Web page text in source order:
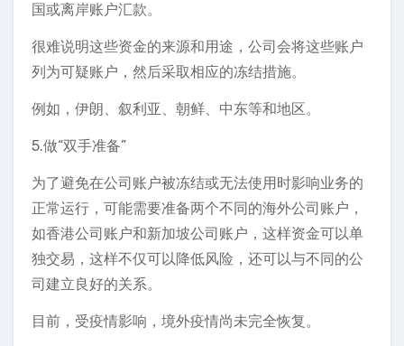
国或离岸账户汇款。
很难说明这些资金的来源和用途，公司会将这些账户
列为可疑账户，然后采取相应的冻结措施。
例如，伊朗、叙利亚、朝鲜、中东等和地区。
5.做“双手准备”
为了避免在公司账户被冻结或无法使用时影响业务的
正常运行，可能需要准备两个不同的海外公司账户，
如香港公司账户和新加坡公司账户，这样资金可以单
独交易，这样不仅可以降低风险，还可以与不同的公
司建立良好的关系。
目前，受疫情影响，境外疫情尚未完全恢复。